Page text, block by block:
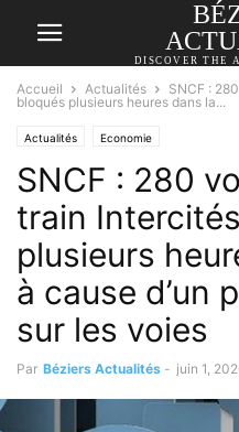
DISCOVER THE
Accueil Actualités
SNCF :
bloqués plusieurs heures dans la...
Actualités Economie
SNCF : 280
train
plusieurs
à cause d’un
sur les voies
Par Béziers Actualités - juin 1,